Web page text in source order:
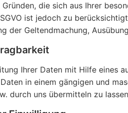
Gründen, die sich aus Ihrer
ist jedoch zu
der Geltendmachung,
Ihrer Daten mit Hilfe eines
in einem gängigen und
durch uns übermitteln zu